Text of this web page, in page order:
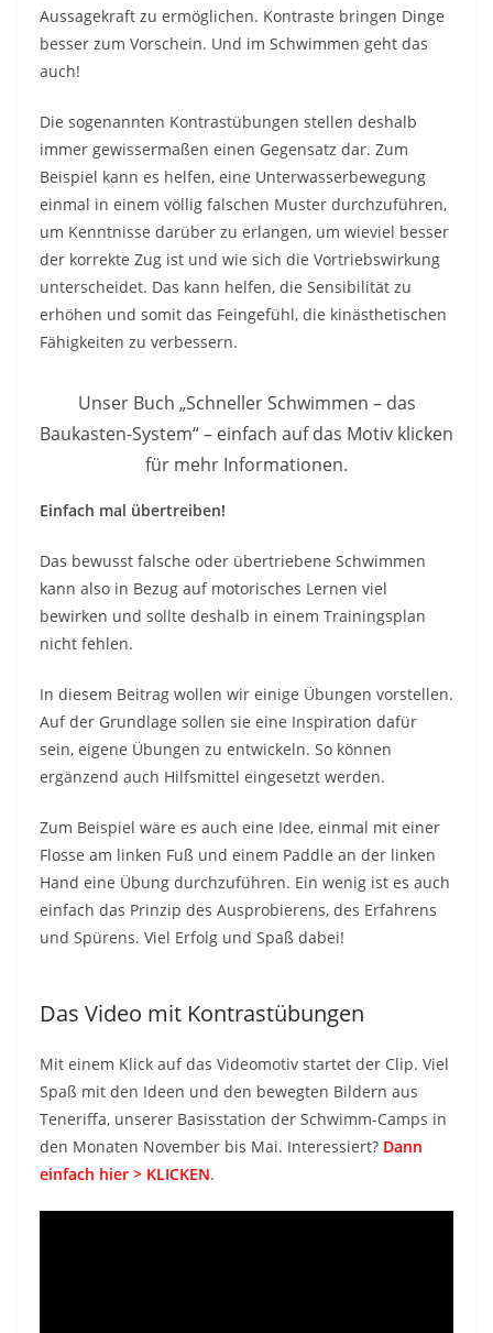
Aussagekraft zu ermöglichen. Kontraste bringen Dinge
besser zum Vorschein. Und im Schwimmen geht das
auch!
Die sogenannten Kontrastübungen stellen deshalb
immer gewissermaßen einen Gegensatz dar. Zum
Beispiel kann es helfen, eine Unterwasserbewegung
einmal in einem völlig falschen Muster durchzuführen,
um Kenntnisse darüber zu erlangen, um wieviel besser
der korrekte Zug ist und wie sich die Vortriebswirkung
unterscheidet. Das kann helfen, die Sensibilität zu
erhöhen und somit das Feingefühl, die kinästhetischen
Fähigkeiten zu verbessern.
Unser Buch „Schneller Schwimmen – das
Baukasten-System“ – einfach auf das Motiv klicken
für mehr Informationen.
Einfach mal übertreiben!
Das bewusst falsche oder übertriebene Schwimmen
kann also in Bezug auf motorisches Lernen viel
bewirken und sollte deshalb in einem Trainingsplan
nicht fehlen.
In diesem Beitrag wollen wir einige Übungen vorstellen.
Auf der Grundlage sollen sie eine Inspiration dafür
sein, eigene Übungen zu entwickeln. So können
ergänzend auch Hilfsmittel eingesetzt werden.
Zum Beispiel wäre es auch eine Idee, einmal mit einer
Flosse am linken Fuß und einem Paddle an der linken
Hand eine Übung durchzuführen. Ein wenig ist es auch
einfach das Prinzip des Ausprobierens, des Erfahrens
und Spürens. Viel Erfolg und Spaß dabei!
Das Video mit Kontrastübungen
Mit einem Klick auf das Videomotiv startet der Clip. Viel
Spaß mit den Ideen und den bewegten Bildern aus
Teneriffa, unserer Basisstation der Schwimm-Camps in
den Monaten November bis Mai. Interessiert? Dann
einfach hier > KLICKEN.